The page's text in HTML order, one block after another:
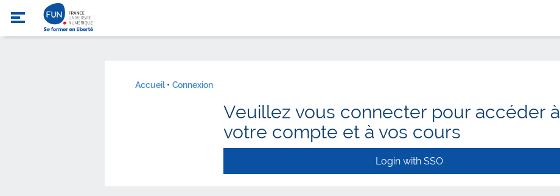
Accueil Connexion
Veuillez vous connecter pour accéder à
votre compte et à vos cours
Login with SSO